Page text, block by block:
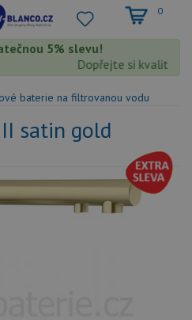
0
5% slevu!
Dopřejte si kvalitu
baterie na filtrovanou vodu
satin gold